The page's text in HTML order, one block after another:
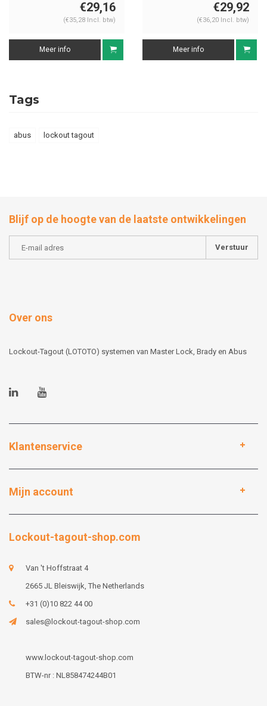
€29,16
(€35,28 Incl. btw)
Meer info
€29,92
(€36,20 Incl. btw)
Meer info
Tags
abus lockout tagout
Blijf op de hoogte van de laatste ontwikkelingen
Verstuur
Over ons
Lockout-Tagout (LOTOTO) systemen van Master Lock, Brady en Abus
Klantenservice
Mijn account
Lockout-tagout-shop.com
Van 't Hoffstraat 4
2665 JL Bleiswijk, The Netherlands
+31 (0)10 822 44 00
sales@lockout-tagout-shop.com
www.lockout-tagout-shop.com
BTW-nr : NL858474244B01